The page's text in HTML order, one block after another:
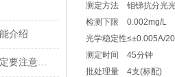
介绍
在您使用COD测定仪时，一定要注意以下事项
测定方法
钼锑抗分光
检测下限
0.002mg/L
光学稳定性≤±0.005A/
测定时间
45分钟
批处理量
4支(标配)